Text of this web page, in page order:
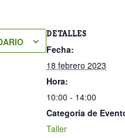
DETALLES
Fecha:
18 febrero 2023
Hora:
10:00 - 14:00
Categoría de
Taller